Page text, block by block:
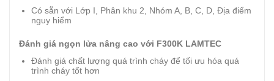
Có sẵn với Lớp I, Phân khu 2, Nhóm A, B, C, D, Địa điểm
nguy hiểm
Đánh giá ngọn lửa nâng cao với F300K LAMTEC
Đánh giá chất lượng quá trình cháy để tối ưu hóa quá
trình cháy tốt hơn